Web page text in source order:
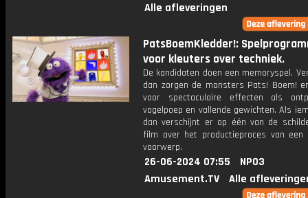
Alle afleveringen
PatsBoemKledder!:
voor kleuters over techniek.
De kandidaten doen een memoryspel.
dan zorgen de monsters Pats! Boem!
voor spectaculaire effecten als
vogelpoep en vallende gewichten. Als
dan verschijnt er op één van de
film over het productieproces van een
voorwerp.
26-06-2024 07:55
NPO3
Amusement.TV
Alle